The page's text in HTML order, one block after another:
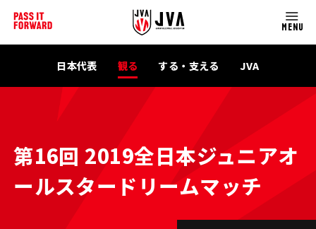
MENU
日本代表 観る する・支える JVA
第16回 2019全日本ジュニアオ
ールスタードリームマッチ